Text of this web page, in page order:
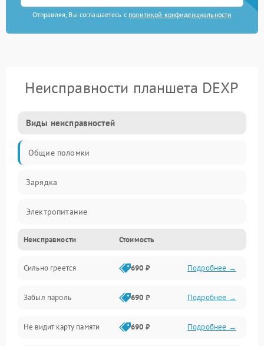
Отправляя, Вы соглашаетесь с политикой конфиденциальности
Неисправности планшета DEXP
Виды неисправностей
Общие поломки
Зарядка
Электропитание
Экран и изображение
Дисплей
Экран (дисплей)
Связь
Неисправности Стоимость
Сильно греется 690 ₽ Подробнее →
Забыл пароль 690 ₽ Подробнее →
Не видит карту памяти 690 ₽ Подробнее →